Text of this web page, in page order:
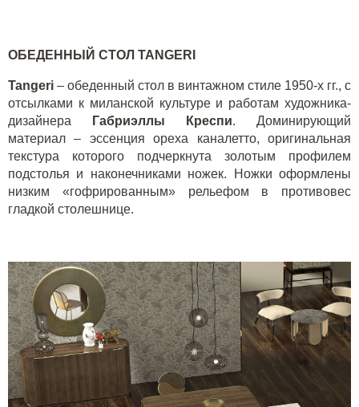
ОБЕДЕННЫЙ СТОЛ TANGERI
Tangeri – обеденный стол в винтажном стиле 1950-х гг., с
отсылками к миланской культуре и работам художника-
дизайнера
Габриэллы Креспи. Доминирующий
материал – эссенция ореха каналетто, оригинальная
текстура которого подчеркнута золотым профилем
подстолья и наконечниками ножек. Ножки оформлены
низким «гофрированным» рельефом в противовес
гладкой столешнице.